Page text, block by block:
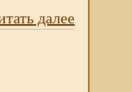
далее